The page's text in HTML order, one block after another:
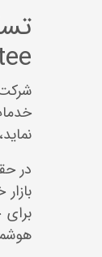
شرکت
در